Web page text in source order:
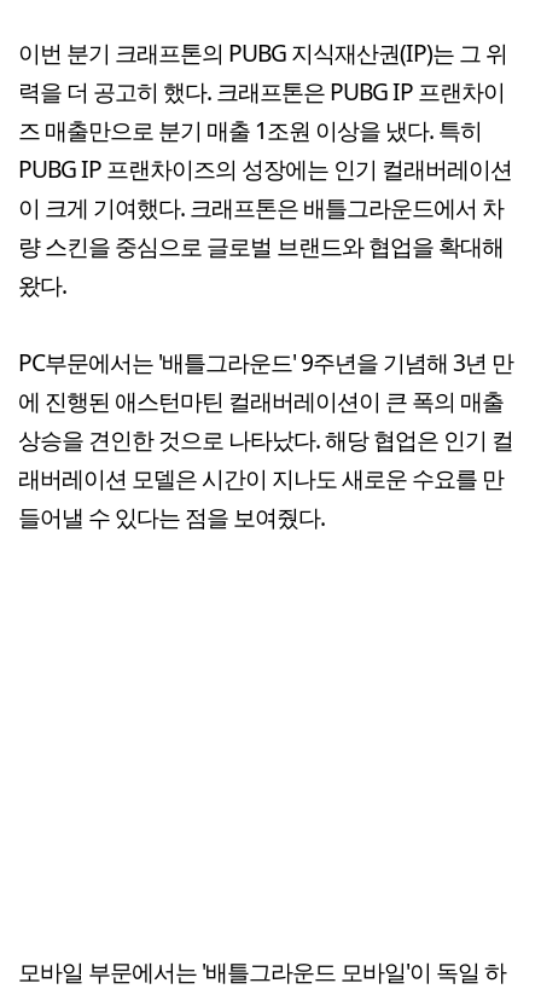
이번 분기 크래프톤의 PUBG 지식재산권(IP)는 그 위
력을 더 공고히 했다. 크래프톤은 PUBG IP 프랜차이
즈 매출만으로 분기 매출 1조원 이상을 냈다. 특히
PUBG IP 프랜차이즈의 성장에는 인기 컬래버레이션
이 크게 기여했다. 크래프톤은 배틀그라운드에서 차
량 스킨을 중심으로 글로벌 브랜드와 협업을 확대해
왔다.
PC부문에서는 '배틀그라운드' 9주년을 기념해 3년 만
에 진행된 애스턴마틴 컬래버레이션이 큰 폭의 매출
상승을 견인한 것으로 나타났다. 해당 협업은 인기 컬
래버레이션 모델은 시간이 지나도 새로운 수요를 만
들어낼 수 있다는 점을 보여줬다.
모바일 부문에서는 '배틀그라운드 모바일'이 독일 하